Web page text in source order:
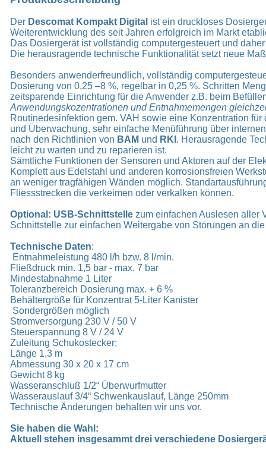
Der Descomat Kompakt Digital ist ein druckloses
Weiterentwicklung des seit Jahren erfolgreich im Markt
Das Dosiergerät ist vollständig computergesteuert und
Die herausragende technische Funktionalität setzt neue
Besonders anwenderfreundlich, vollständig
Dosierung von 0,25 –8 %, regelbar in 0,25 %. Schritten
zeitsparende Einrichtung für die Anwender z.B. beim
Anwendungskozentrationen und Entnahmemengen
Routinedesinfektion gem. VAH sowie eine Konzentration
und Überwachung, sehr einfache Menüführung über
nach den Richtlinien von BAM und RKI . Herausragende
leicht zu warten und zu reparieren ist.
Sämtliche Funktionen der Sensoren und Aktoren auf der
Komplett aus Edelstahl und anderen korrosionsfreien
an weniger tragfähigen Wänden möglich.
Fliessstrecken die verkeimen oder verkalken können.
Optional: USB-Schnittstelle zum einfachen Auslesen aller
Schnittstelle zur einfachen Weitergabe von Störungen an
Technische Daten:
Entnahmeleistung 480 l/h bzw. 8 l/min.
Fließdruck min. 1,5 bar - max. 7 bar
Mindestabnahme 1 Liter
Toleranzbereich Dosierung max. + 6 %
Behältergröße für Konzentrat 5-Liter Kanister
Sondergrößen möglich
Stromversorgung 230 V / 50 V
Steuerspannung 8 V / 24 V
Zuleitung Schukostecker;
Länge 1,3 m
Abmessung 30 x 20 x 17 cm
Gewicht 8 kg
Wasseranschluß 1/2“ Überwurfmutter
Wasserauslauf 3/4“ Schwenkauslauf, Länge 250mm
Technische Änderungen behalten wir uns vor.
Sie haben die Wahl:
Aktuell stehen insgesammt drei verschiedene